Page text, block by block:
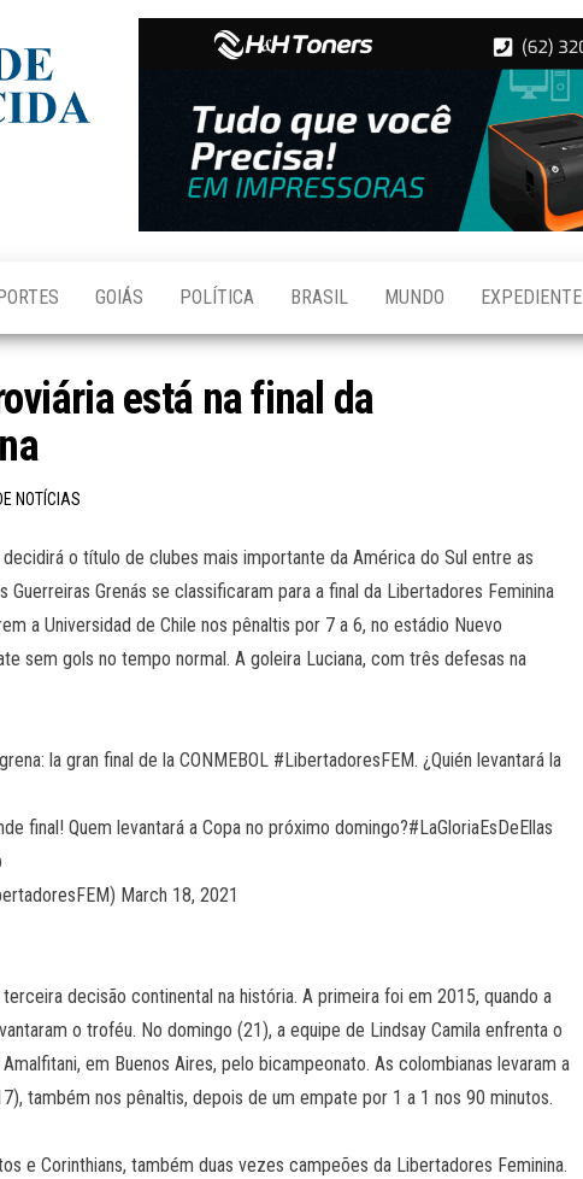
Aparecida
GOIÁS POLÍTICA BRASIL MUNDO EXPEDIENTE
está na final da
NOTÍCIAS
o título de clubes mais importante da América do Sul entre as
Grenás se classificaram para a final da Libertadores Feminina
a Universidad de Chile nos pênaltis por 7 a 6, no estádio Nuevo
sem gols no tempo normal. A goleira Luciana, com três defesas na
la gran final de la CONMEBOL #LibertadoresFEM. ¿Quién levantará la
final! Quem levantará a Copa no próximo domingo?#LaGloriaEsDeEllas
March 18, 2021
decisão continental na história. A primeira foi em 2015, quando a
o troféu. No domingo (21), a equipe de Lindsay Camila enfrenta o
em Buenos Aires, pelo bicampeonato. As colombianas levaram a
também nos pênaltis, depois de um empate por 1 a 1 nos 90 minutos.
e Corinthians, também duas vezes campeões da Libertadores Feminina.